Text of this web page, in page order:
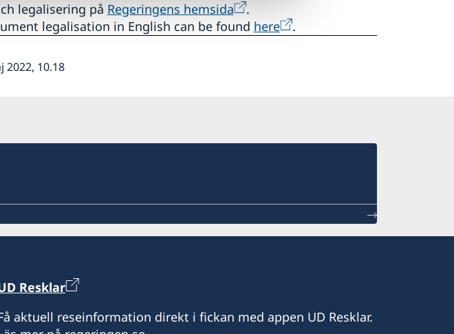
legalisering på Regeringens hemsida
.
legalisation in English can be found here .
2022, 10.18
Resklar
aktuell reseinformation direkt i fickan med appen UD Resklar.